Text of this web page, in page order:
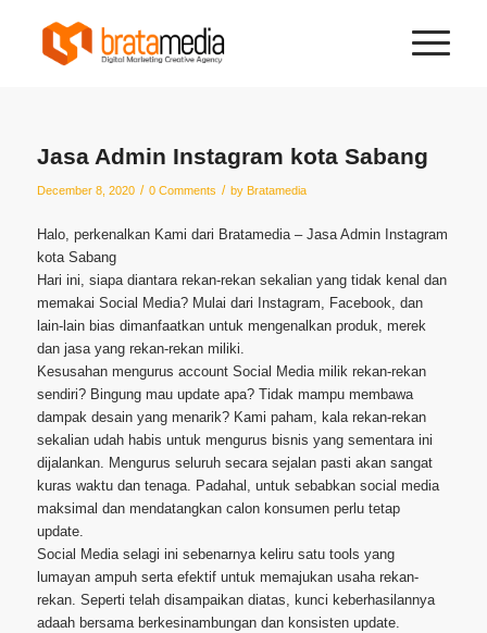
Jasa Admin Instagram kota Sabang
December 8, 2020 / 0 Comments / by Bratamedia
Halo, perkenalkan Kami dari Bratamedia – Jasa Admin Instagram
kota Sabang
Hari ini, siapa diantara rekan-rekan sekalian yang tidak kenal dan
memakai Social Media? Mulai dari Instagram, Facebook, dan
lain-lain bias dimanfaatkan untuk mengenalkan produk, merek
dan jasa yang rekan-rekan miliki.
Kesusahan mengurus account Social Media milik rekan-rekan
sendiri? Bingung mau update apa? Tidak mampu membawa
dampak desain yang menarik? Kami paham, kala rekan-rekan
sekalian udah habis untuk mengurus bisnis yang sementara ini
dijalankan. Mengurus seluruh secara sejalan pasti akan sangat
kuras waktu dan tenaga. Padahal, untuk sebabkan social media
maksimal dan mendatangkan calon konsumen perlu tetap
update.
Social Media selagi ini sebenarnya keliru satu tools yang
lumayan ampuh serta efektif untuk memajukan usaha rekan-
rekan. Seperti telah disampaikan diatas, kunci keberhasilannya
adaah bersama berkesinambungan dan konsisten update.